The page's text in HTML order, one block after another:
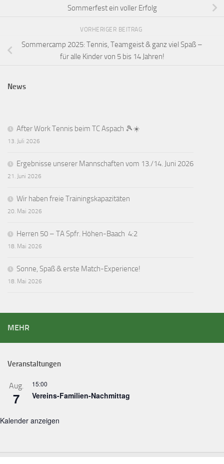
Sommerfest ein voller Erfolg
VORHERIGER BEITRAG
Sommercamp 2025: Tennis, Teamgeist & ganz viel Spaß –
für alle Kinder von 5 bis 14 Jahren!
News
After Work Tennis beim TC Aspach 🎾☀️
13. Juli 2026
Ergebnisse unserer Mannschaften vom 13./14. Juni 2026
21. Juni 2026
Wir haben freie Trainingskapazitäten
20. Mai 2026
Herren 50 – TA Spfr. Höhen-Baach 4:2
18. Mai 2026
Sonne, Spaß & erste Match-Experience!
18. Mai 2026
MEHR
Veranstaltungen
Aug.
7
15:00
Vereins-Familien-Nachmittag
Kalender anzeigen